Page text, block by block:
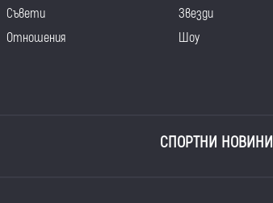
Съвети
Отношения
Звезди
Шоу
СПОРТНИ НОВИНИ